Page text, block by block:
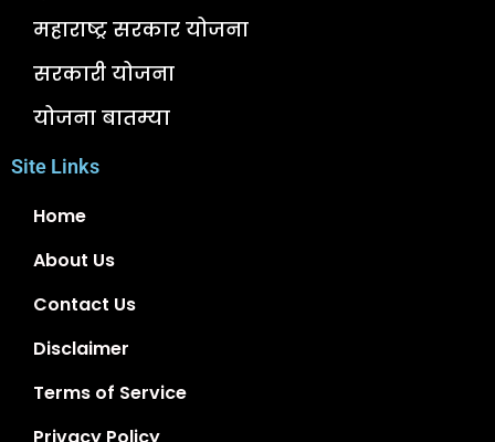
महाराष्ट्र सरकार योजना
सरकारी योजना
योजना बातम्या
Site Links
Home
About Us
Contact Us
Disclaimer
Terms of Service
Privacy Policy